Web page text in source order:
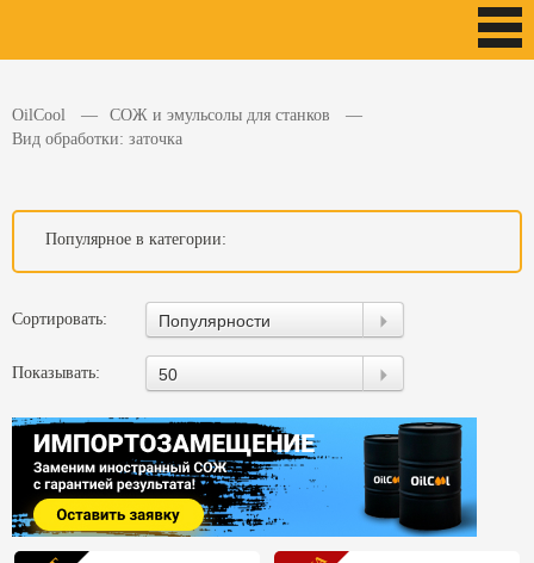
OilCool
СОЖ и эмульсолы для станков
Вид обработки: заточка
Популярное в категории:
Сортировать: Популярности
Показывать: 50